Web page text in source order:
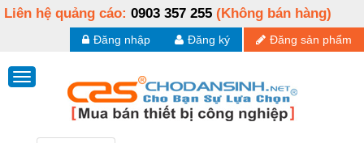
Liên hệ quảng cáo: 0903 357 255 (Không bán hàng)
Đăng sản phẩm
Đăng ký
Đăng nhập